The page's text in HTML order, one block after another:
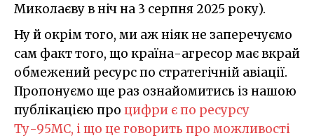
Миколаєву в ніч на 3 серпня 2025 року).
Ну й окрім того, ми аж ніяк не заперечуємо
сам факт того, що країна-агресор має вкрай
обмежений ресурс по стратегічній авіації.
Пропонуємо ще раз ознайомитись із нашою
публікацією про цифри є по ресурсу
Ту-95МС, і що це говорить про можливості